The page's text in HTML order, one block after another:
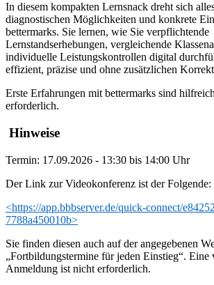
In diesem kompakten Lernsnack dreht sich
diagnostischen Möglichkeiten und konkrete
bettermarks. Sie lernen, wie Sie verpflichtende
Lernstandserhebungen, vergleichende
individuelle Leistungskontrollen digital
effizient, präzise und ohne zusätzlichen
Erste Erfahrungen mit bettermarks sind
erforderlich.
Hinweise
Termin: 17.09.2026 - 13:30 bis 14:00 Uhr
Der Link zur Videokonferenz ist der Folgende:
<https://app.bbbserver.de/quick-connect/
7788a450010b>
Sie finden diesen auch auf der angegebenen
„Fortbildungstermine für jeden Einstieg“. Eine
Anmeldung ist nicht erforderlich.